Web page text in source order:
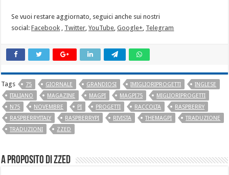
Se vuoi restare aggiornato, seguici anche sui nostri
social:Facebook , Twitter,YouTube,Google+, Telegram
Tags 75 GIORNALE GRANDIOSI IMIGLIORIPROGETTI
INGLESE
ITALIANO
MAGAZINE MAGPI MAGPI75
MIGLIORIPROGETTI
N75
NOVEMBRE PI PROGETTI RACCOLTA
RASPBERRY
RASPBERRYITALY
RASPBERRYPI RIVISTA THEMAGPI
TRADUZIONE
TRADUZIONI
ZZED
A proposito di Zzed